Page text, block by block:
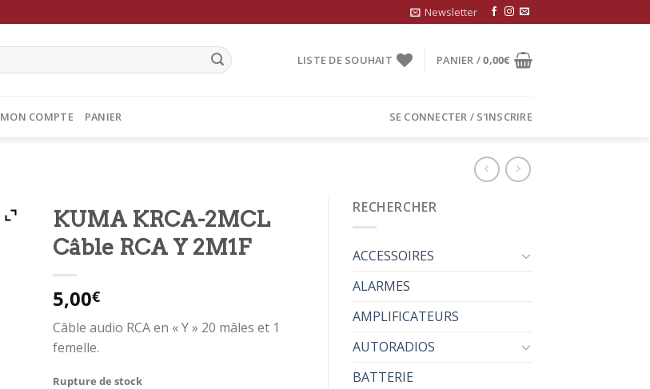
Newsletter
LISTE DE SOUHAIT PANIER /0,00€
MON COMPTE PANIER SE CONNECTER / S’INSCRIRE
KUMA KRCA-2MCL
Câble RCA Y 2M1F
5,00€
Câble audio RCA en « Y » 20 mâles et 1
femelle.
Rupture de stock
RECHERCHER
ACCESSOIRES
ALARMES
AMPLIFICATEURS
AUTORADIOS
BATTERIE